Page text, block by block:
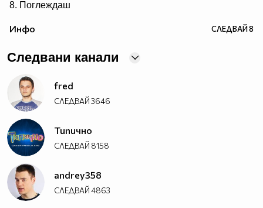
8. Поглеждаш
9. Това ти харесва.
Инфо СЛЕДВАЙ8
Следвани канали
fred
СЛЕДВАЙ3646
Типично
СЛЕДВАЙ 8158
andrey358
СЛЕДВАЙ4863